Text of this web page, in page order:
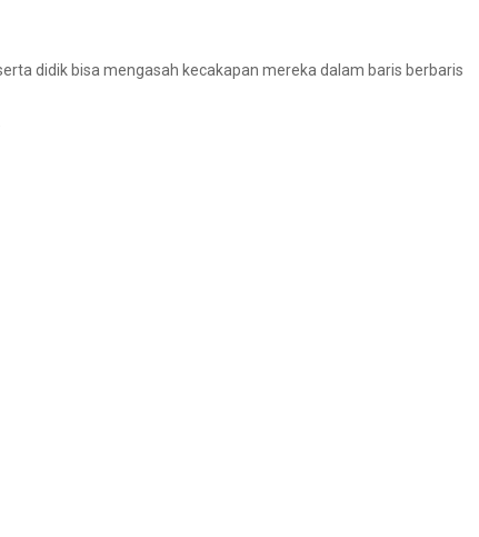
didik bisa mengasah kecakapan mereka dalam baris berbaris